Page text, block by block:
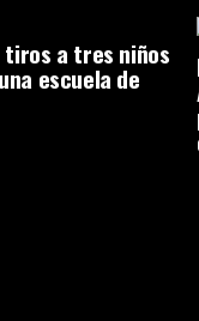
tiros a tres niños
escuela de